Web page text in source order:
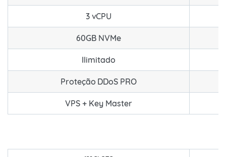
3 vCPU
60GB NVMe
Ilimitado
Proteção DDoS PRO
VPS + Key Master